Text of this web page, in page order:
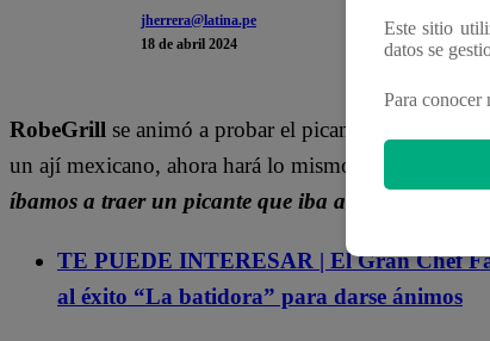
jherrera@latina.pe
18 de abril 2024
RobeGrill se animó a probar el picante peruano.
un ají mexicano, ahora hará lo mismo pero con el
íbamos a traer un picante que iba a competir con el
TE PUEDE INTERESAR | El Gran Chef
al éxito “La batidora” para darse ánimos
Este sitio
datos se
Para conocer